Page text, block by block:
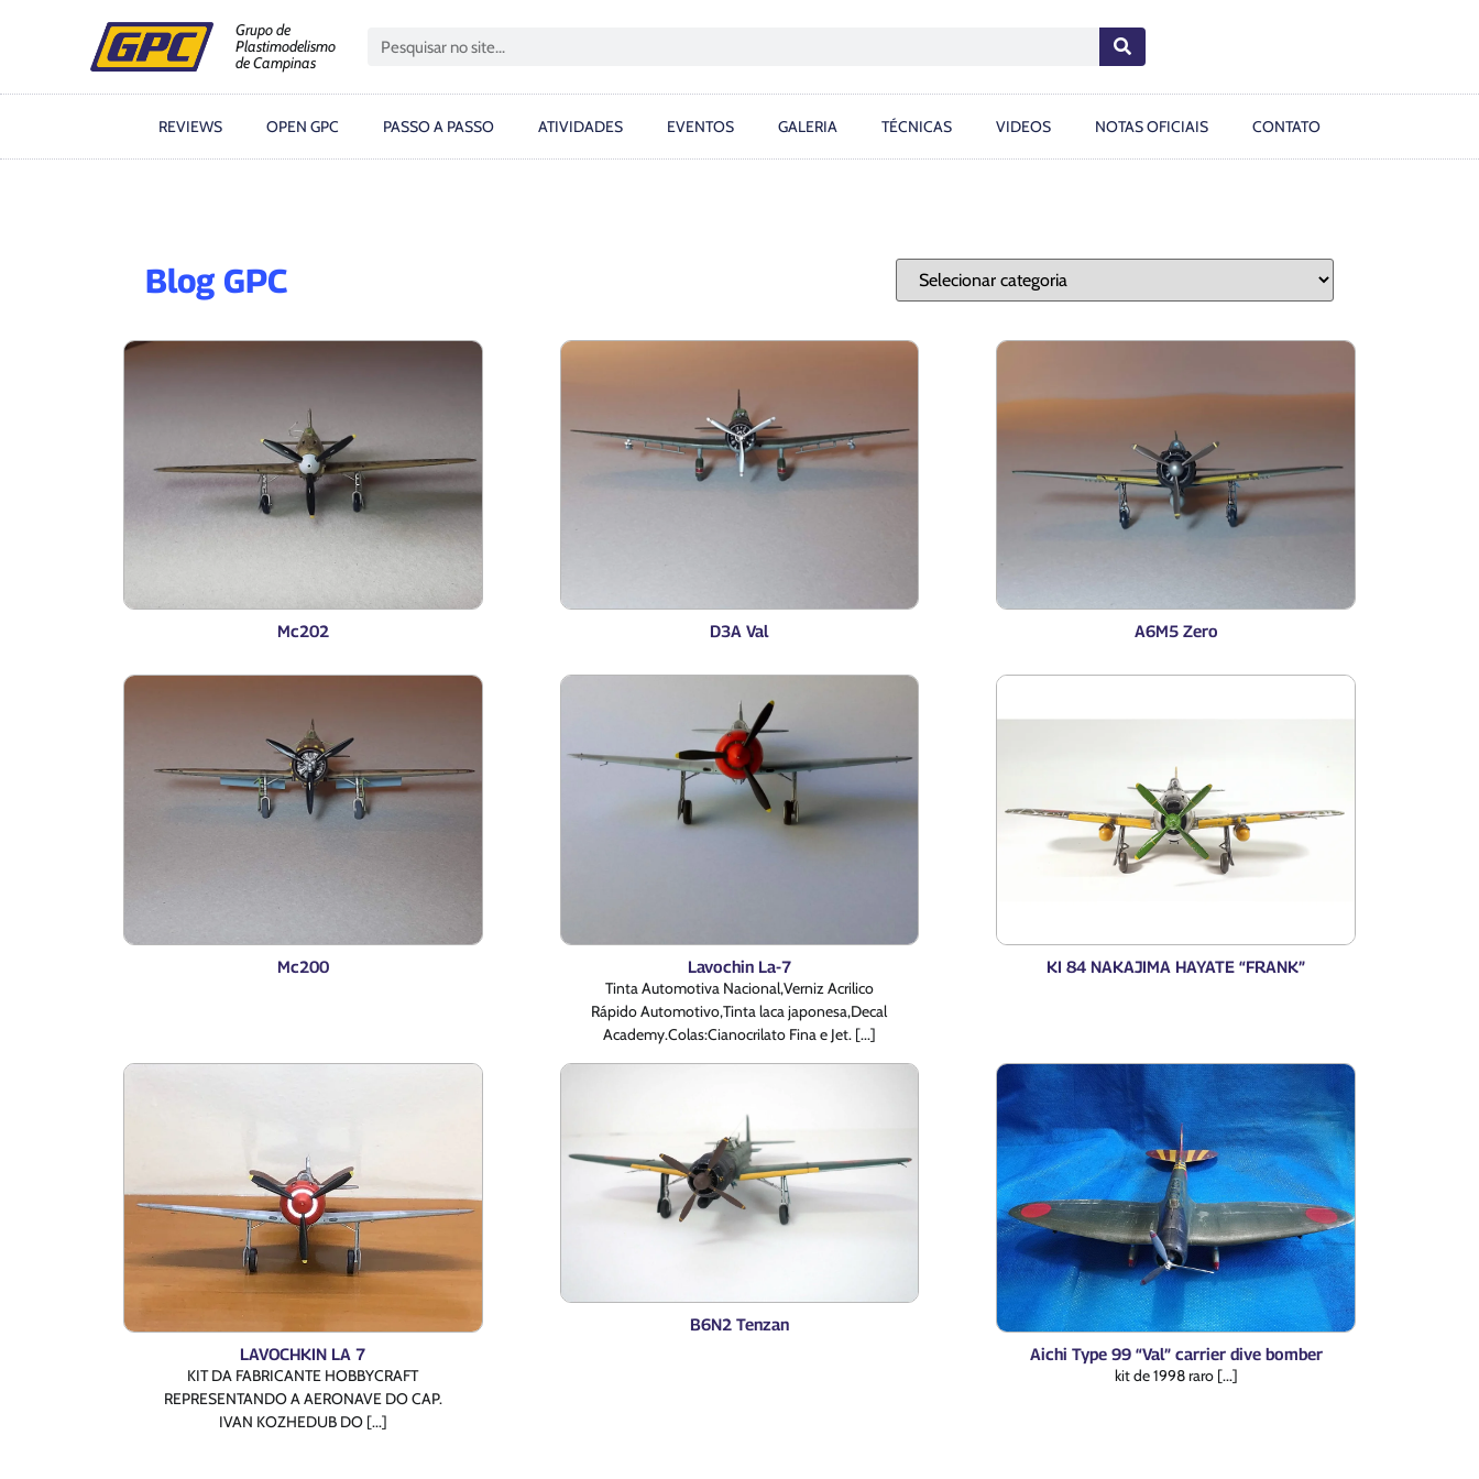
Grupo de
Plastimodelismo
de Campinas
REVIEWS OPEN GPC PASSO A PASSO ATIVIDADES EVENTOS GALERIA TÉCNICAS VIDEOS NOTAS OFICIAIS CONTATO
Blog GPC
Mc202 D3A Val A6M5 Zero
Mc200
Lavochin La-7
Tinta Automotiva Nacional,Verniz Acrilico
Rápido Automotivo,Tinta laca japonesa,Decal
Academy.Colas:Cianocrilato Fina e Jet. [...]
KI 84 NAKAJIMA HAYATE “FRANK”
LAVOCHKIN LA 7
KIT DA FABRICANTE HOBBYCRAFT
REPRESENTANDO A AERONAVE DO CAP.
IVAN KOZHEDUB DO [...]
B6N2 Tenzan
Aichi Type 99 “Val” carrier dive bomber
kit de 1998 raro [...]